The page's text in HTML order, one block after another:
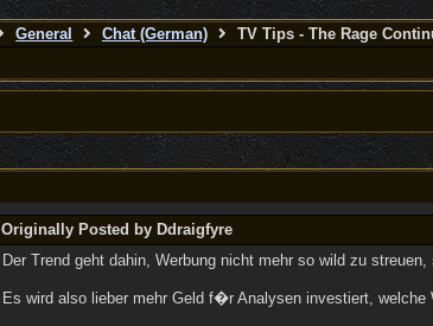
General Chat (German) TV Tips - The Rage
Originally Posted by Ddraigfyre
Der Trend geht dahin, Werbung nicht mehr so wild zu
Es wird also lieber mehr Geld f�r Analysen investiert,